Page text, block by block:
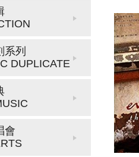
系列
DUPLICATE
會